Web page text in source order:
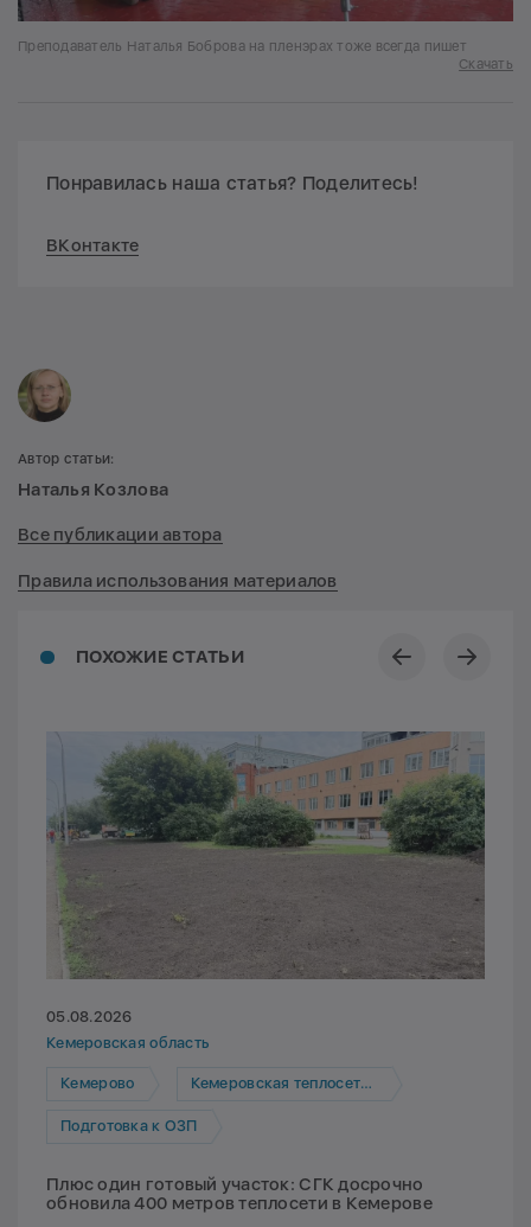
Преподаватель Наталья Боброва на пленэрах тоже всегда пишет
Скачать
Понравилась наша статья? Поделитесь!
ВКонтакте
ПОХОЖИЕ СТАТЬИ
05.08.2026
Кемеровская область
Кемерово Кемеровская теплосетевая компания
Подготовка к ОЗП
Плюс один готовый участок: СГК досрочно
обновила 400 метров теплосети в Кемерове
Автор статьи:
Наталья Козлова
Все публикации автора
Правила использования материалов